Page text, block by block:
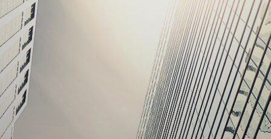
芭乐APP下载无限免费文章>技术知识